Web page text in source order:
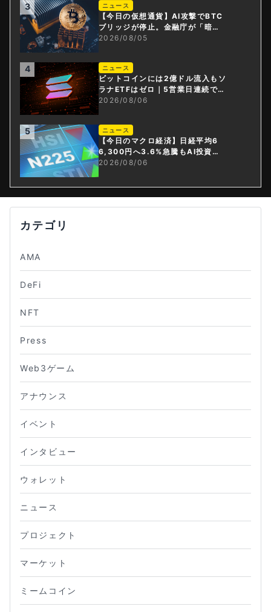
3 ニュース
【今日の仮想通貨】AI攻撃でBTC
ブリッジが停止。金融庁が「暗号
資産・ステーブルコイン課」新設
2026/08/05
4 ニュース
ビットコインには2億ドル流入もソ
ラナETFはゼロ｜5営業日連続で停
止
2026/08/06
5 ニュース
【今日のマクロ経済】日経平均6
6,300円へ3.6%急騰もAI投資回
収懸念が再燃
2026/08/06
カテゴリ
AMA
DeFi
NFT
Press
Web3ゲーム
アナウンス
イベント
インタビュー
ウォレット
ニュース
プロジェクト
マーケット
ミームコイン